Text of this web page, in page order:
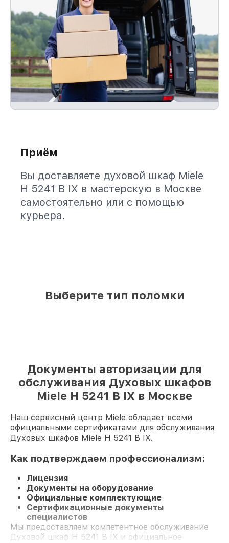
Приём
Вы доставляете духовой шкаф Miele
H 5241 B IX в мастерскую в Москве
самостоятельно или с помощью
курьера.
Выберите тип поломки
Документы авторизации для
обслуживания Духовых шкафов
Miele H 5241 B IX в Москве
Наш сервисный центр Miele обладает всеми
официальными сертификатами для обслуживания
Духовых шкафов Miele H 5241 B IX.
Как подтверждаем профессионализм:
Лицензия
Документы на оборудование
Официальные комплектующие
Сертификационные документы
специалистов
Мы предоставляем компетентное обслуживание
Духовой шкаф H 5241 B IX и официальное